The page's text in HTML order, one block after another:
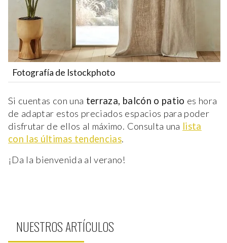
Fotografía de Istockphoto
Si cuentas con una terraza, balcón o patio es hora
de adaptar estos preciados espacios para poder
disfrutar de ellos al máximo. Consulta una lista
con las últimas tendencias.
¡Da la bienvenida al verano!
NUESTROS ARTÍCULOS